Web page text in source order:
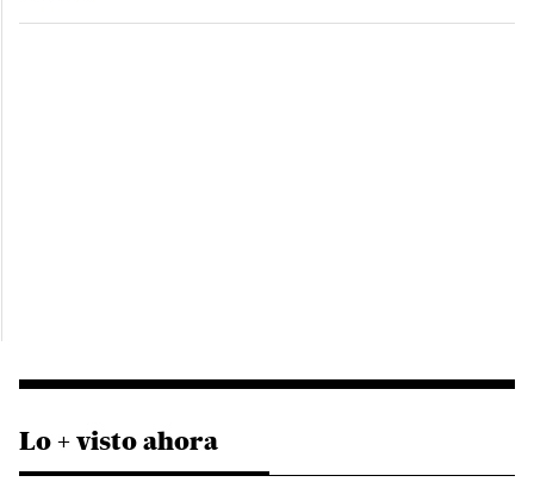
Lo + visto ahora